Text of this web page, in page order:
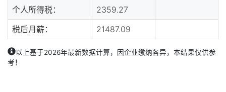
个人所得税：
2359.27
税后月薪：
21487.09
以上基于2026年最新数据计算，因企业缴纳各异，本结果仅供参
考！